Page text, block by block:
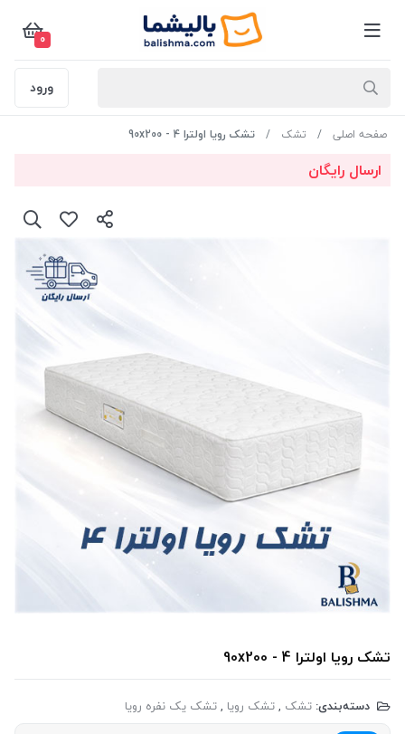
0
ورود
صفحه اصلی تشک تشک رویا اولترا 4 - 90x200
ارسال رایگان
تشک رویا اولترا 4 - 90x200
دسته‌بندی: تشک ,تشک رویا ,تشک یک نفره رویا